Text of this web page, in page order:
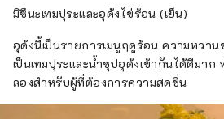
มิซึนะเทมปุระและอุด้งไข่ร้อน (เย็น)
อุด้งนี้เป็นรายการเมนูฤดูร้อน ความหวาน
เป็นเทมปุระและน้ำซุปอุด้งเข้ากันได้ดีมาก
ลองสำหรับผู้ที่ต้องการความสดชื่น